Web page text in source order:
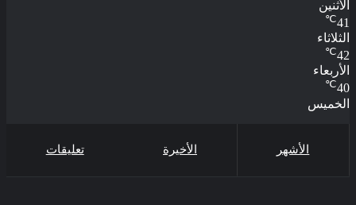
الأثنين
41
℃
الثلاثاء
42
℃
الأربعاء
40
℃
الخميس
الأشهر الأخيرة تعليقات